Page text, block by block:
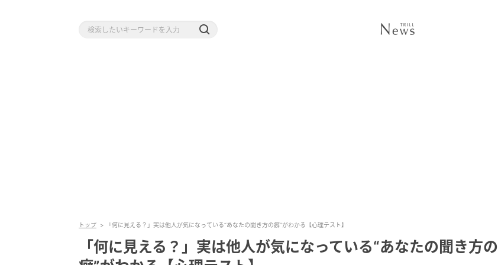
トップ 「何に見える？」実は他人が気になっている“あなたの聞き方の癖”がわかる【心理テスト】
「何に見える？」実は他人が気になっている“あなたの聞き方の